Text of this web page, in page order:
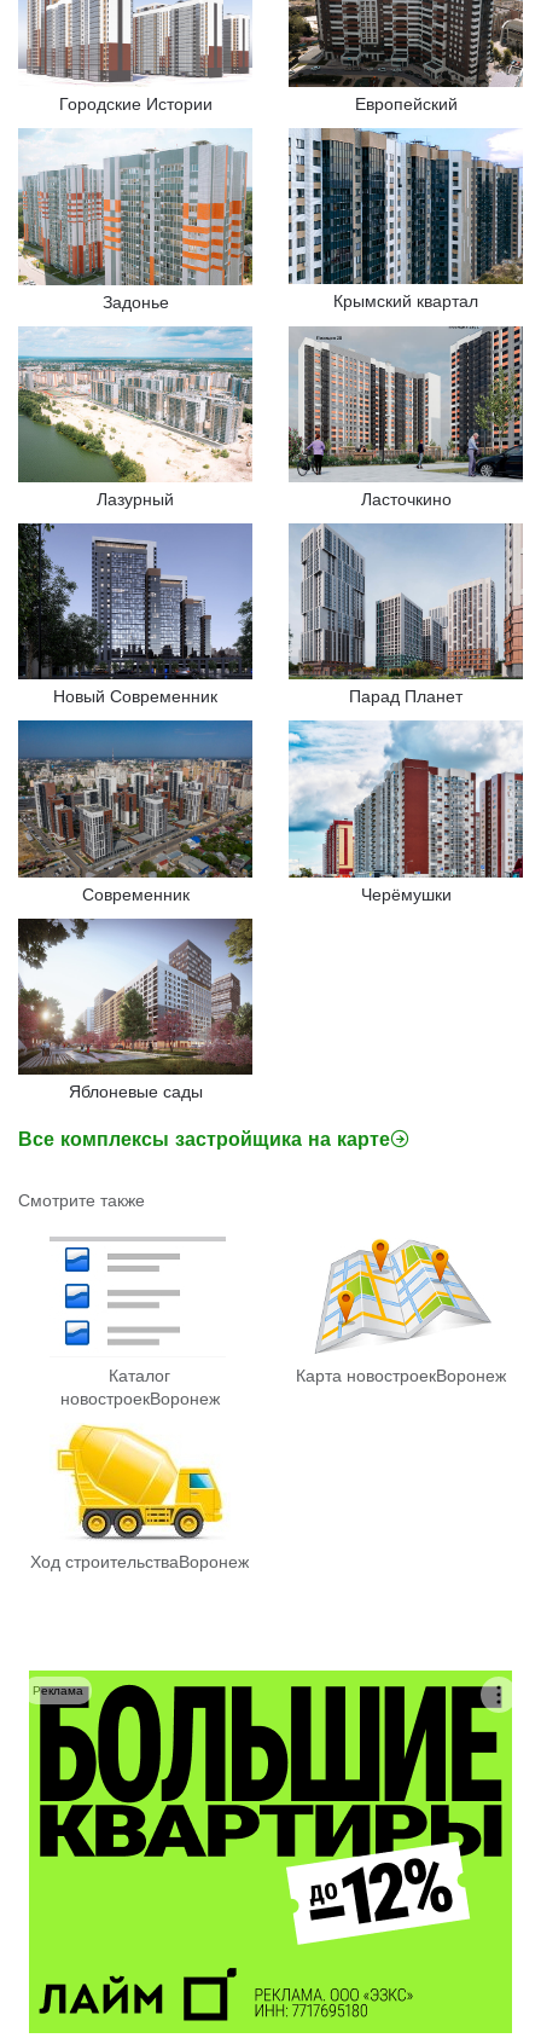
Городские Истории Европейский
Задонье Крымский квартал
Лазурный Ласточкино
Новый Современник Парад Планет
Современник Черёмушки
Яблоневые сады
Все комплексы застройщика на карте
Смотрите также
Каталог
новостроекВоронеж
Карта новостроекВоронеж
Ход строительстваВоронеж
Реклама